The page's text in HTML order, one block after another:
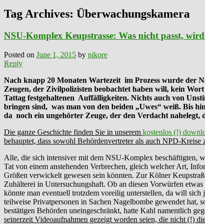
Tag Archives: Überwachungskamera
NSU-Komplex Keupstrasse: Was nicht passt,
Posted on June 1, 2015 by nikore
Reply
Nach knapp 20 Monaten Wartezeit im Prozess wurde der
Zeugen, der Zivilpolizisten beobachtet haben will, kein Wort
Tattag festgehaltenen Auffälligkeiten. Nichts auch von
bringen sind, was man von den beiden „Uwes“ weiß. Bis
da noch ein ungehörter Zeuge, der den Verdacht nahelegt,
Die ganze Geschichte finden Sie in unserem kostenlos (!)
behauptet, dass sowohl Behördenvertreter als auch NPD-
Alle, die sich intensiver mit dem NSU-Komplex beschäftigten,
Tat von einem anstehenden Verbrechen, gleich welcher Art,
Größen verwickelt gewesen sein könnten. Zur Kölner
Zuhälterei in Untersuchungshaft. Ob an diesen Vorwürfen
könnte man eventuell trotzdem voreilig unterstellen, da will
teilweise Privatpersonen in Sachen Nagelbombe gewendet hat,
bestätigen Behörden uneingeschränkt, hatte Kahl namentlich
seinerzeit Videoaufnahmen gezeigt worden seien, die nicht (!)